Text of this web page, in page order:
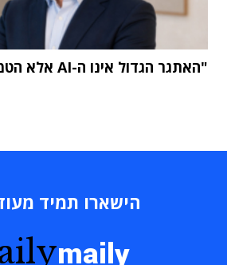
"האתגר הגדול אינו ה-AI אלא הטמעתה בארגון"
הישארו תמיד
maily